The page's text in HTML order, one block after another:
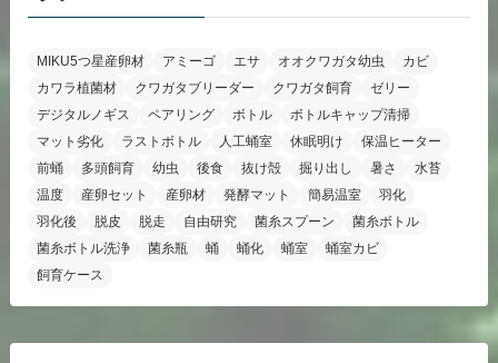
MIKU5つ星産卵材 アミーゴ エサ オオクワガタ幼虫
カビ
カワラ植菌材
クワガタブリーダー クワガタ飼育
ゼリー
デジタルノギス
ペアリング ボトル
ボトルキャップ清掃
マット劣化
ラストボトル 人工蛹室 休眠明け
保温ヒーター
前蛹
多頭飼育 幼虫 後食 抜け殻 掘り出し 暑さ
水苔
温度
産卵セット 産卵材 発酵マット 簡易温室
羽化
羽化後
脱皮 脱走 自由研究 菌糸スプーン
菌糸ボトル
菌糸ボトル洗浄
菌糸瓶 蛹 蛹化 蛹室
蛹室カビ
飼育ケース